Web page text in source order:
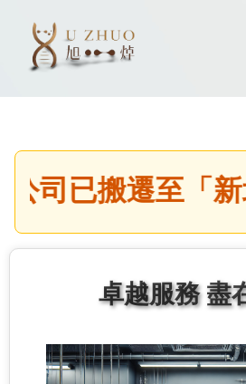
搬遷至「新北市
卓越服務 盡